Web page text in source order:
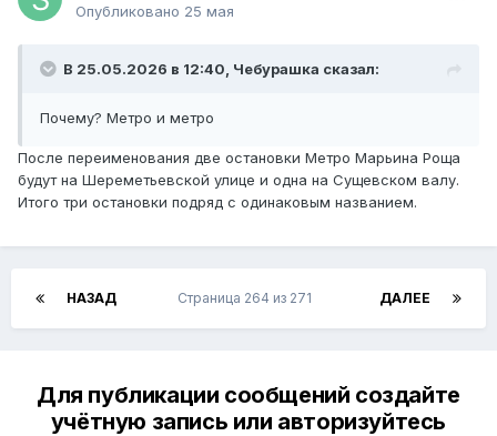
Опубликовано 25 мая
В 25.05.2026 в 12:40, Чебурашка сказал:
Почему? Метро и метро
После переименования две остановки Метро Марьина Роща
будут на Шереметьевской улице и одна на Сущевском валу.
Итого три остановки подряд с одинаковым названием.
НАЗАД ДАЛЕЕ
Страница 264 из 271
Для публикации сообщений создайте
учётную запись или авторизуйтесь